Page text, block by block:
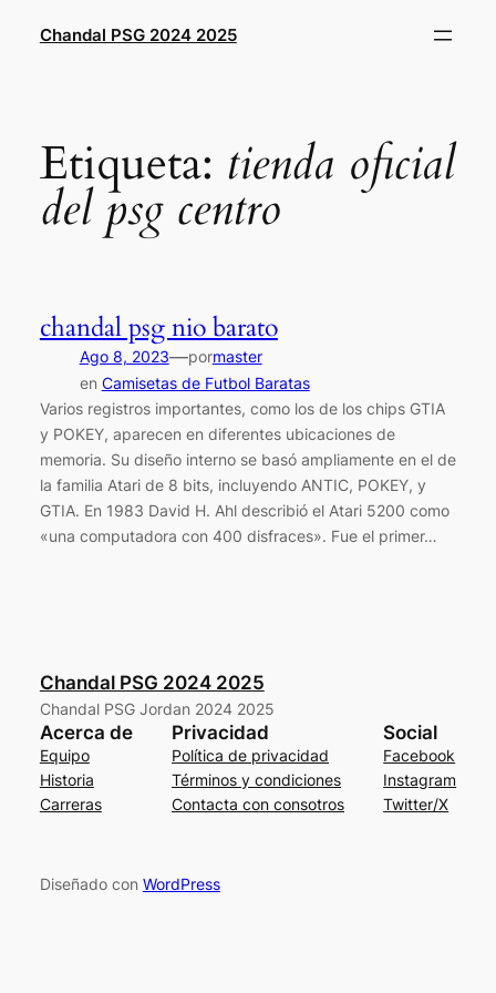
Chandal PSG 2024 2025
Etiqueta: tienda oficial
del psg centro
chandal psg nio barato
Ago 8, 2023—pormaster
en Camisetas de Futbol Baratas
Varios registros importantes, como los de los chips GTIA
y POKEY, aparecen en diferentes ubicaciones de
memoria. Su diseño interno se basó ampliamente en el de
la familia Atari de 8 bits, incluyendo ANTIC, POKEY, y
GTIA. En 1983 David H. Ahl describió el Atari 5200 como
«una computadora con 400 disfraces». Fue el primer…
Chandal PSG 2024 2025
Chandal PSG Jordan 2024 2025
Acerca de
Equipo
Historia
Carreras
Privacidad
Política de privacidad
Términos y condiciones
Contacta con consotros
Social
Facebook
Instagram
Twitter/X
Diseñado con WordPress